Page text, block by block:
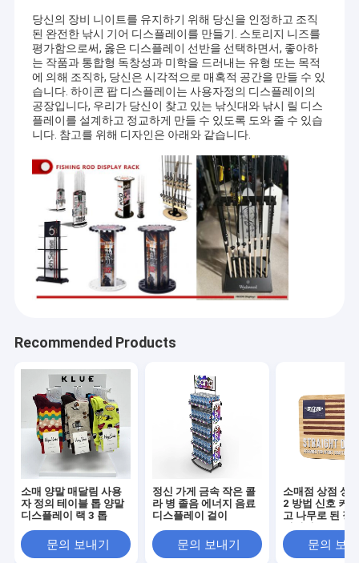
홈
제품 소개
회사 소개
당신의 장비 니이트를 유지하기 위해 당신을 인정하고 조직
된 완전한 낚시 기어 디스플레이를 만들기. 스토리지 니즈를
평가함으로써, 옳은 디스플레이 선반을 선택하면서, 좋아하
는 작품과 통합형 독창성과 미학을 드러내는 유형 또는 목적
에 의해 조직하, 당신은 시각적으로 매혹적 공간을 만들 수 있
습니다. 하이콘 팝 디스플레이는 사용자정의 디스플레이의
공장입니다, 우리가 당신이 찾고 있는 낚싯대와 낚시 릴 디스
플레이를 설계하고 정교하게 만들 수 있도록 도와 줄 수 있습
니다. 참고를 위해 디자인은 아래와 같습니다.
Recommended Products
소매 양말 매달림 사용
자 정의 테이블 톱 양말
디스플레이 랙 3 톱
문의 보내기
정신 가게 금속 작은 콜
라 병 졸음 에너지 음료
디스플레이 걸이
문의 보내기
소매점 상점 상
2 방법 신호 커
고 나무로 된 징
입히기
문의 보
하이콘 팝 DISPLAYS 주식회사는 구매 시점 디스플레이와 가게 정착
물과 실적의 10년 이상과 머천다이징 솔루션 기업이고 전세계에 고
객들 3000명 이상입니다.
금속, 목제, 아크릴, 대나무, 플라스틱, PVC, led 라이트닝, 고해상도